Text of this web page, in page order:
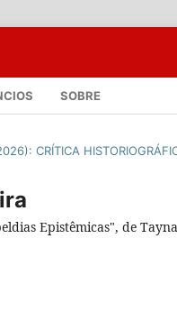
SOBRE
CRÍTICA
Epistêmicas", de